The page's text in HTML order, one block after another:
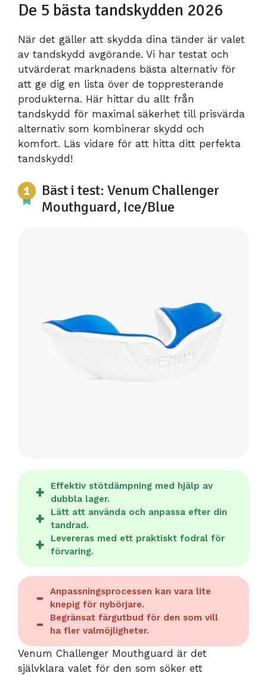
De 5 bästa tandskydden 2026
När det gäller att skydda dina tänder är valet
av tandskydd avgörande. Vi har testat och
utvärderat marknadens bästa alternativ för
att ge dig en lista över de toppresterande
produkterna. Här hittar du allt från
tandskydd för maximal säkerhet till prisvärda
alternativ som kombinerar skydd och
komfort. Läs vidare för att hitta ditt perfekta
tandskydd!
Bäst i test: Venum Challenger
Mouthguard, Ice/Blue
Effektiv stötdämpning med hjälp av
dubbla lager.
Lätt att använda och anpassa efter din
tandrad.
Levereras med ett praktiskt fodral för
förvaring.
Anpassningsprocessen kan vara lite
knepig för nybörjare.
Begränsat färgutbud för den som vill
ha fler valmöjligheter.
Venum Challenger Mouthguard är det
självklara valet för den som söker ett